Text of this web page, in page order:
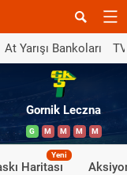
At Yarışı Bankoları
Gornik Leczna
G M M M M
Haritası
Yeni